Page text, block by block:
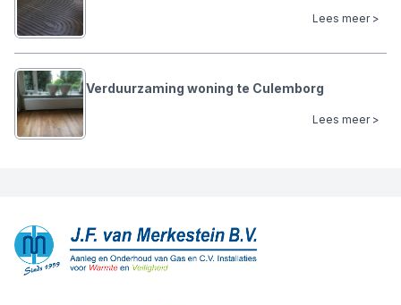
Lees meer >
Verduurzaming woning te Culemborg
Lees meer >